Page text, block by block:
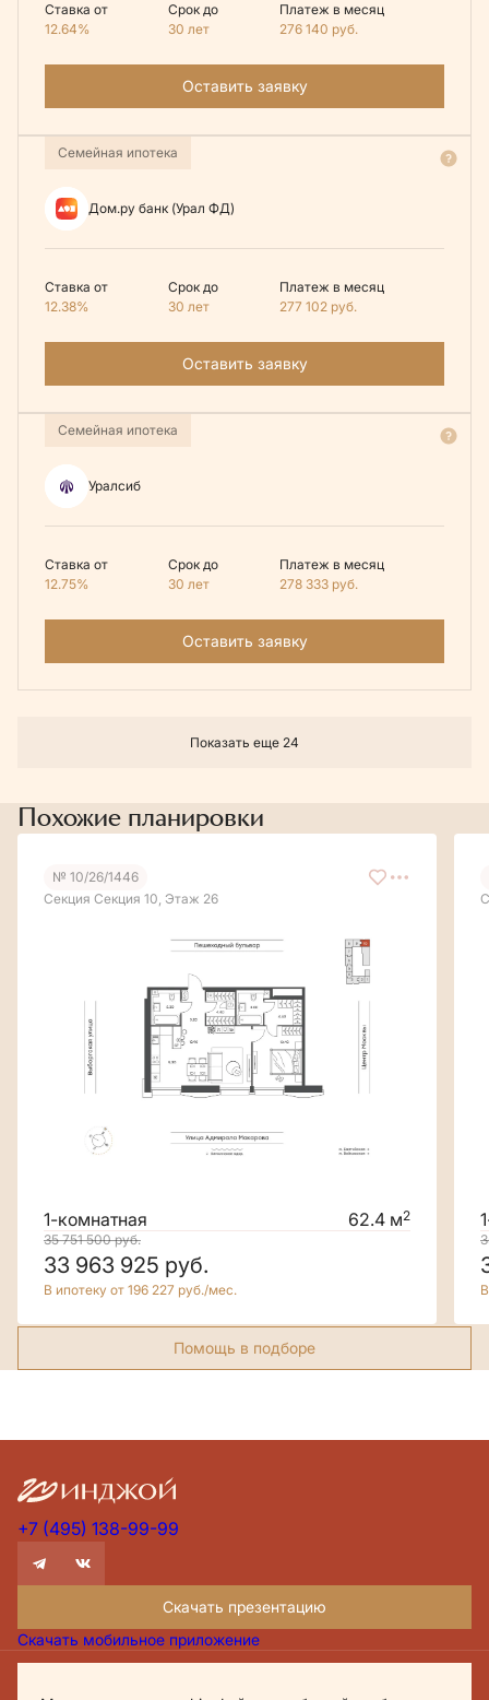
Ставка от
12.64%
Срок до
30 лет
Платеж в месяц
276 140 руб.
Оставить заявку
Семейная ипотека
Дом.ру банк (Урал ФД)
Ставка от
12.38%
Срок до
30 лет
Платеж в месяц
277 102 руб.
Оставить заявку
Семейная ипотека
Уралсиб
Ставка от
12.75%
Срок до
30 лет
Платеж в месяц
278 333 руб.
Оставить заявку
Показать еще 24
Похожие планировки
№ 10/26/1446
Секция Секция 10, Этаж 26
1-комнатная 62.4 м2
35 751 500руб.
33 963 925 руб.
В ипотеку от 196 227 руб./мес.
Помощь в подборе
+7 (495) 138-99-99
Скачать презентацию
Скачать мобильное приложение